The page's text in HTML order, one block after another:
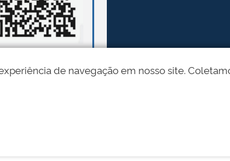
de navegação em nosso site.